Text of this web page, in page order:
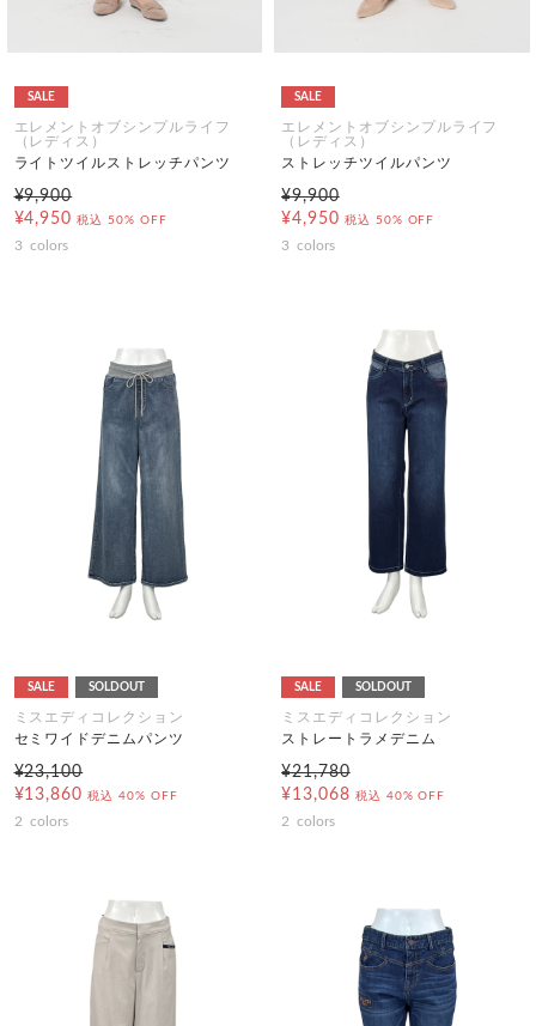
SALE
エレメントオブシンプルライフ
（レディス）
ライトツイルストレッチパンツ
¥9,900
¥4,950 税込 50% OFF
3 colors
SALE
エレメントオブシンプルライフ
（レディス）
ストレッチツイルパンツ
¥9,900
¥4,950 税込 50% OFF
3 colors
SALE SOLDOUT
ミスエディコレクション
セミワイドデニムパンツ
¥23,100
¥13,860 税込 40% OFF
2 colors
SALE SOLDOUT
ミスエディコレクション
ストレートラメデニム
¥21,780
¥13,068 税込 40% OFF
2 colors